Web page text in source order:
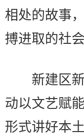
相处的故事
搏进取的社
新建区新
动以文艺赋
形式讲好本